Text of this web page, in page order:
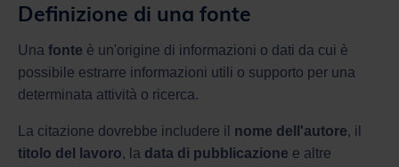
Definizione di una fonte
Una fonte è un'origine di informazioni o dati da cui è
possibile estrarre informazioni utili o supporto per una
determinata attività o ricerca.
La citazione dovrebbe includere il nome dell'autore, il
titolo del lavoro, la data di pubblicazione e altre